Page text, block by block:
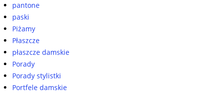
pantone
paski
Piżamy
Płaszcze
płaszcze damskie
Porady
Porady stylistki
Portfele damskie